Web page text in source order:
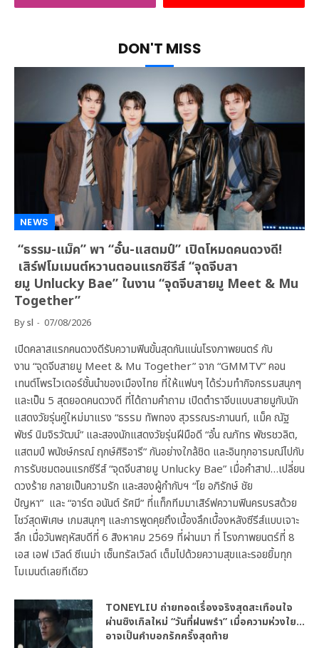
DON'T MISS
NEWS
“ธรรม-แม็ค” พา “อั๋น-แสตมป์” เปิดโหมดคนดวงดี!
เสิร์ฟโมเมนต์หวานตอนแรกซีรีส์ “จุดจีบสา
ยมู Unlucky Bae” ในงาน “จุดจีบสายมู Meet & Mu
Together”
Bysl 07/08/2026
เปิดคลาสแรกคนดวงดีรับความฟินขั้นสุดกันแน่นโรงภาพยนตร์ กับ
งาน “จุดจีบสายมู Meet & Mu Together” จาก “GMMTV” คอน
เทนต์โพรไวเดอร์ชั้นนำของเมืองไทย ที่ให้แฟนๆ ได้ร่วมทำกิจกรรมสนุกๆ
และเป็น 5 สุดยอดคนดวงดี ที่ได้ถามคำถาม เปิดตำราจีบแบบสายมูกับนัก
แสดงวัยรุ่นคู่ใหม่มาแรง “ธรรม ทัพทอง สุวรรณระกานนท์, แม็ค ณัฐ
พัชร์ นิมจิรวัฒน์” และสองนักแสดงวัยรุ่นฝีมือดี “อั๋น ณภัทร พัชรชวลิต,
แสตมป์ พนัชษ์กรณ์ ฤกษ์ศิริอารี” กันอย่างใกล้ชิด และอินทุกอารมณ์ไปกับ
การรับชมตอนแรกซีรีส์ “จุดจีบสายมู Unlucky Bae” เมื่อคำสาป…เปลี่ยน
ดวงร้าย กลายเป็นความรัก และสองผู้กำกับฯ “โย อภิรักษ์ ชัย
ปัญหา” และ “อาร์ต อนันต์ รัศมี” ที่แท็กทีมมาเสิร์ฟความฟินครบรสด้วย
โชว์สุดพิเศษ เกมสนุกๆ และการพูดคุยถึงเบื้องลึกเบื้องหลังซีรีส์แบบเจาะ
ลึก เมื่อวันพฤหัสบดีที่ 6 สิงหาคม 2569 ที่ผ่านมา ที่ โรงภาพยนตร์ที่ 8
เอส เอฟ เวิลด์ ซีเนม่า เซ็นทรัลเวิลด์ เต็มไปด้วยความสุขและรอยยิ้มทุก
โมเมนต์เลยทีเดียว
TONEYLIU ถ่ายทอดเรื่องจริงสุดสะเทือนใจ
ผ่านซิงเกิลใหม่ “วันที่ฝนพรำ” เมื่อความห่วงใย…
อาจเป็นคำบอกรักครั้งสุดท้าย